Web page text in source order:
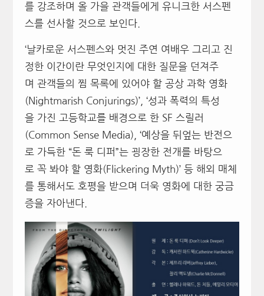
를 강조하며 올 가을 관객들에게 유니크한 서스펜
스를 선사할 것으로 보인다.
‘날카로운 서스펜스와 멋진 주연 여배우 그리고 진
정한 이간이란 무엇인지에 대한 질문을 던져주
며 관객들의 찜 목록에 있어야 할 공상 과학 영화
(Nightmarish Conjurings)’, ‘성과 폭력의 특성
을 가진 고등학교를 배경으로 한 SF 스릴러
(Common Sense Media), ‘예상을 뒤엎는 반전으
로 가득한 “돈 룩 디퍼”는 굉장한 전개를 바탕으
로 꼭 봐야 할 영화(Flickering Myth)’ 등 해외 매체
를 통해서도 호평을 받으며 더욱 영화에 대한 궁금
증을 자아낸다.